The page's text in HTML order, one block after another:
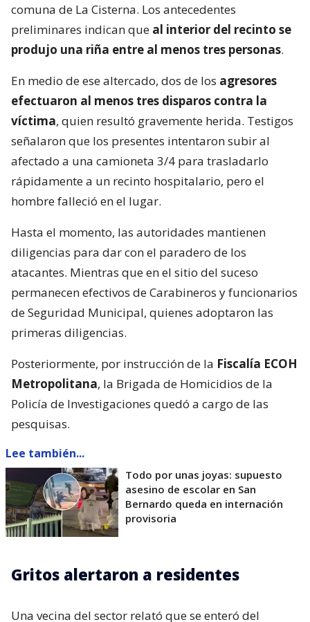
comuna de La Cisterna. Los antecedentes
preliminares indican que al interior del recinto se
produjo una riña entre al menos tres personas.
En medio de ese altercado, dos de los agresores
efectuaron al menos tres disparos contra la
víctima, quien resultó gravemente herida. Testigos
señalaron que los presentes intentaron subir al
afectado a una camioneta 3/4 para trasladarlo
rápidamente a un recinto hospitalario, pero el
hombre falleció en el lugar.
Hasta el momento, las autoridades mantienen
diligencias para dar con el paradero de los
atacantes. Mientras que en el sitio del suceso
permanecen efectivos de Carabineros y funcionarios
de Seguridad Municipal, quienes adoptaron las
primeras diligencias.
Posteriormente, por instrucción de la Fiscalía ECOH
Metropolitana, la Brigada de Homicidios de la
Policía de Investigaciones quedó a cargo de las
pesquisas.
Lee también...
Todo por unas joyas: supuesto
asesino de escolar en San
Bernardo queda en internación
provisoria
Gritos alertaron a residentes
Una vecina del sector relató que se enteró del